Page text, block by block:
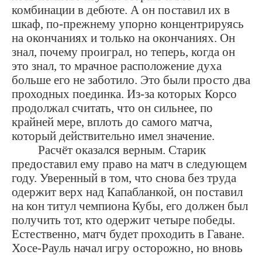
комбинации в дебюте. А он поставил их в
шкаф, по-прежнему упорно концентрируясь
на окончаниях и только на окончаниях. Он
знал, почему проиграл, но теперь, когда он
это знал, то мрачное расположение духа
больше его не заботило. Это были просто два
проходных поединка. Из-за которых Корсо
продолжал считать, что он сильнее, по
крайней мере, вплоть до самого матча,
который действительно имел значение.
Расчёт оказался верным. Старик
предоставил ему право на матч в следующем
году. Уверенный в том, что снова без труда
одержит верх над Капабланкой, он поставил
на кон титул чемпиона Кубы, его должен был
получить тот, кто одержит четыре победы.
Естественно, матч будет проходить в Гаване.
Хосе-Рауль начал игру осторожно, но вновь